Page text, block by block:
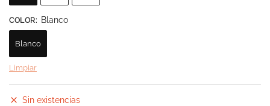
COLOR: Blanco
Blanco
Limpiar
Sin existencias